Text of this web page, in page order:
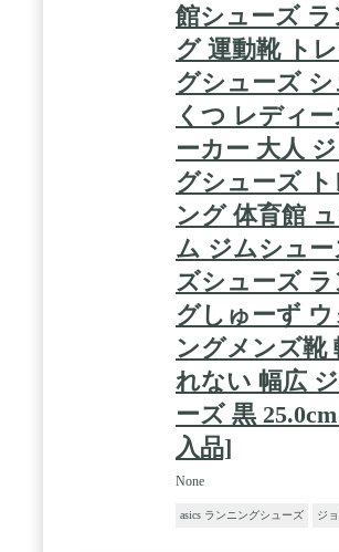
館シューズ ラ
グ 運動靴 ト
グシューズ
くつ レディ
ーカー 大人
グシューズ ト
ング 体育館
ム ジムシュ
ズシューズ
グしゅーず ウ
ングメンズ靴
れない 幅広
ーズ 黒
入品]
None
asics ランニングシューズ ジ